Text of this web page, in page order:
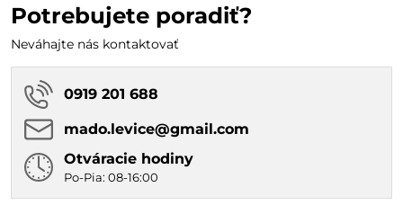
Potrebujete poradiť?
Neváhajte nás kontaktovať
0919 201 688
mado​.levice​@gmail​.com
Otváracie hodiny
Po-Pia: 08-16:00